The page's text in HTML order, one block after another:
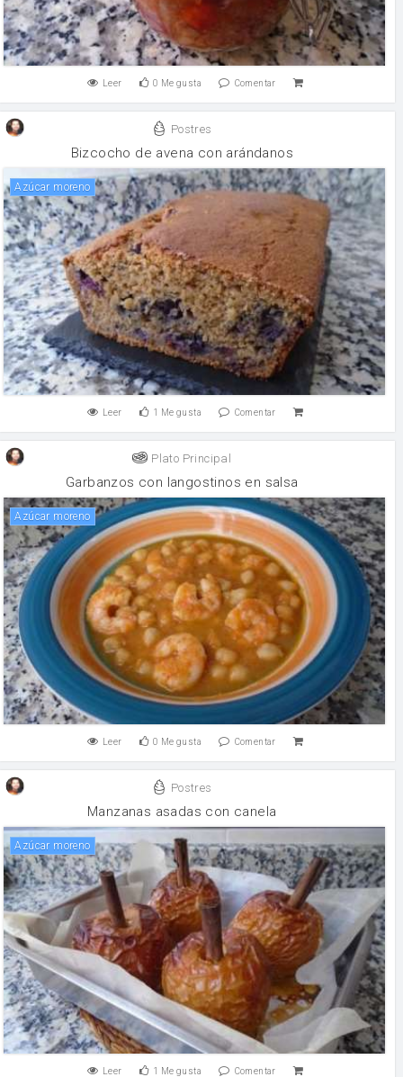
Leer 0 Me gusta Comentar
Postres
Bizcocho de avena con arándanos
Azúcar moreno
Leer 1 Me gusta Comentar
Plato Principal
Garbanzos con langostinos en salsa
Azúcar moreno
Leer 0 Me gusta Comentar
Postres
Manzanas asadas con canela
Azúcar moreno
Leer 1 Me gusta Comentar